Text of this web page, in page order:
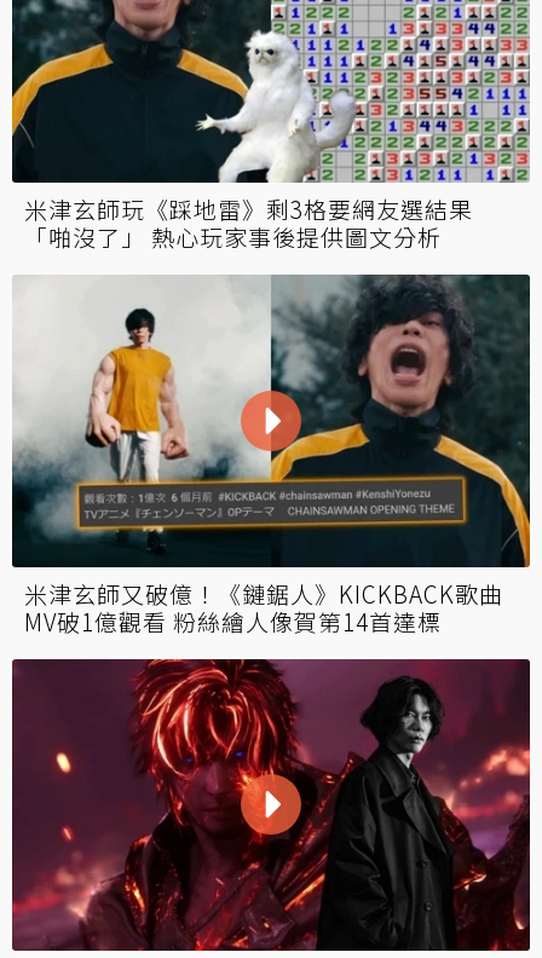
米津玄師玩《踩地雷》剩3格要網友選結果
「啪沒了」 熱心玩家事後提供圖文分析
米津玄師又破億！《鏈鋸人》KICKBACK歌曲
MV破1億觀看 粉絲繪人像賀第14首達標